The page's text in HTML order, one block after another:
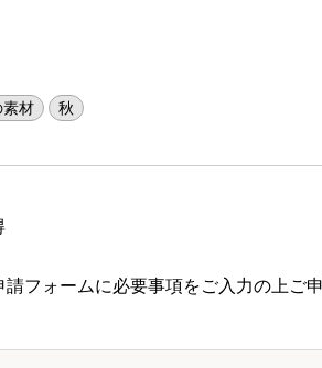
素材 秋
フォームに必要事項をご入力の上ご